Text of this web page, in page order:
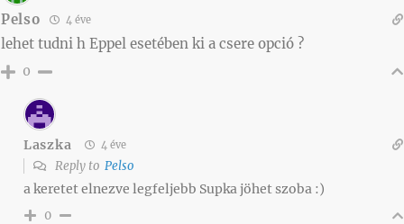
Pelso 4 éve
lehet tudni h Eppel esetében ki a csere opció ?
0
Laszka 4 éve
Reply to Pelso
a keretet elnezve legfeljebb Supka jöhet szoba :)
0